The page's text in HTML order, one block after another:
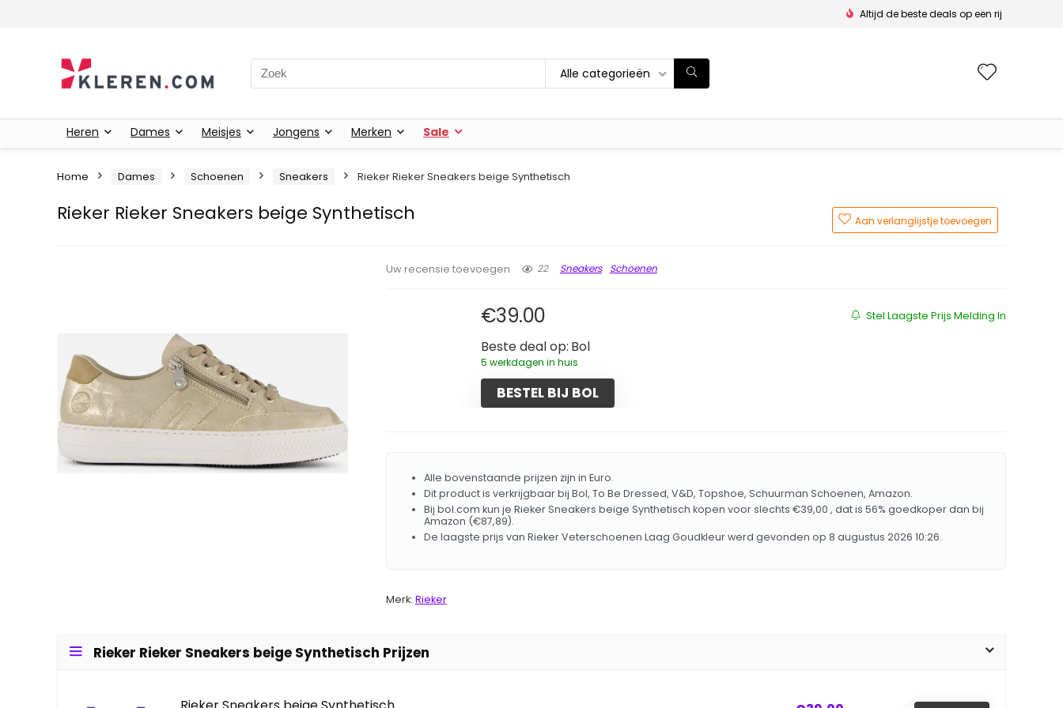
Altijd de beste deals op een rij
Zoeken naar: Alle categorieën
Heren Dames Meisjes Jongens Merken Sale
Home Dames Schoenen Sneakers Rieker Rieker Sneakers beige Synthetisch
Rieker Rieker Sneakers beige Synthetisch Aan verlanglijstje toevoegen
Uw recensie toevoegen 22 Sneakers Schoenen
Stel Laagste Prijs Melding In
€39.00
Beste deal op: Bol
5 werkdagen in huis
BESTEL BIJ BOL
Alle bovenstaande prijzen zijn in Euro.
Dit product is verkrijgbaar bij Bol, To Be Dressed, V&D, Topshoe, Schuurman Schoenen, Amazon.
Bij bol.com kun je Rieker Sneakers beige Synthetisch kopen voor slechts €39,00 , dat is 56% goedkoper dan bij
Amazon (€87,89).
De laagste prijs van Rieker Veterschoenen Laag Goudkleur werd gevonden op 8 augustus 2026 10:26.
Merk: Rieker
Rieker Rieker Sneakers beige Synthetisch Prijzen